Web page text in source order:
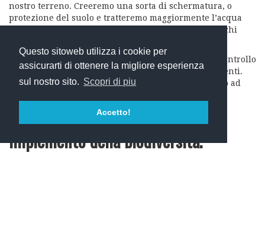
Questo sitoweb utilizza i cookie per
assicurarti di ottenere la migliore esperienza
sul nostro sito. Scopri di piu
Accetto!
nostro terreno. Creeremo una sorta di schermatura, o
protezione del suolo e tratteremo maggiormente l’acqua
(questo aiuta anche indirettamente a non avere succhi
Inoltre il nostro sovescio contribuisce a favorire il controllo
delle erbe infestanti e porta in superfice microelementi.
Stiamo dunque parlando di cloro, manganese e ferro ad
Implemento della biodiversità.